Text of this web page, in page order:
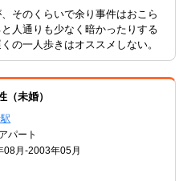
そのくらいで余り事件はおこら
人通りも少なく暗かったりする
の一人歩きはオススメしない。
未婚）
パート
08月-2003年05月